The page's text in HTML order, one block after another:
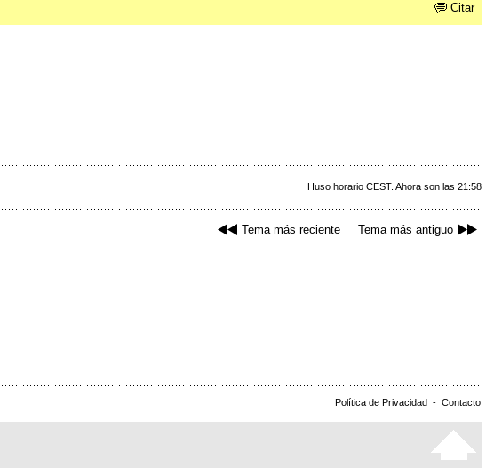
Citar
Huso horario CEST. Ahora son las 21:58
Tema más reciente Tema más antiguo
Política de Privacidad - Contacto